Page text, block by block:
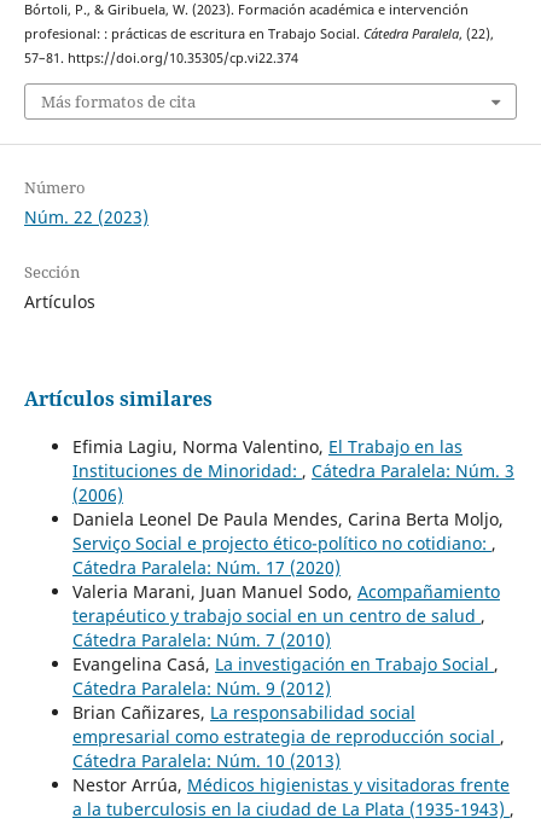
Bórtoli, P., & Giribuela, W. (2023). Formación académica e intervención
profesional: : prácticas de escritura en Trabajo Social. Cátedra Paralela, (22),
57–81. https://doi.org/10.35305/cp.vi22.374
Más formatos de cita
Número
Núm. 22 (2023)
Sección
Artículos
Artículos similares
Efimia Lagiu, Norma Valentino, El Trabajo en las
Instituciones de Minoridad: , Cátedra Paralela: Núm. 3
(2006)
Daniela Leonel De Paula Mendes, Carina Berta Moljo,
Serviço Social e projecto ético-político no cotidiano: ,
Cátedra Paralela: Núm. 17 (2020)
Valeria Marani, Juan Manuel Sodo, Acompañamiento
terapéutico y trabajo social en un centro de salud ,
Cátedra Paralela: Núm. 7 (2010)
Evangelina Casá, La investigación en Trabajo Social ,
Cátedra Paralela: Núm. 9 (2012)
Brian Cañizares, La responsabilidad social
empresarial como estrategia de reproducción social ,
Cátedra Paralela: Núm. 10 (2013)
Nestor Arrúa, Médicos higienistas y visitadoras frente
a la tuberculosis en la ciudad de La Plata (1935-1943) ,